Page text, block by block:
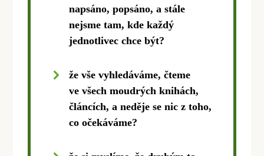
napsáno, popsáno, a stále
nejsme tam, kde každý
jednotlivec chce být?
že vše vyhledáváme, čteme
ve všech moudrých knihách,
článcích, a neděje se nic z toho,
co očekáváme?